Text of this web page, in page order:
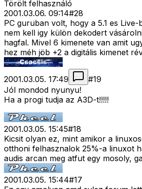
Törölt felhasználó
2001.03.06. 09:14#28
PC guruban volt, hogy a 5.1 es
nem kell igy külön dekodert
hagfal. Mivel 6 kimenete van amit
hez méh jöb +2 a digitális kimenet
2001.03.05. 17:49 #19
Jól mondod nyunyu!
Ha a progi tudja az A3D-t!!!!!
2001.03.05. 15:45#18
Kicsit olyan ez, mint amikor a
otthoni felhasznalok 25%-a linuxot
audis arcan meg atfut egy mosoly,
2001.03.05. 15:44#17